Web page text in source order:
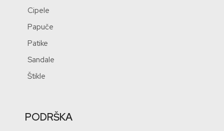
Cipele
Papuče
Patike
Sandale
Štikle
PODRŠKA